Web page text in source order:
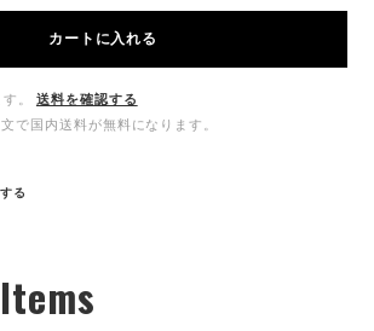
カートに入れる
。
送料を確認する
で国内送料が無料になります。
る